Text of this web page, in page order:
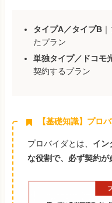
タイプA／タイプB
たプラン
単独タイプ／ドコモ
契約するプラン
【基礎知識】プロ
プロバイダとは、 イン
な役割で、必ず契約が